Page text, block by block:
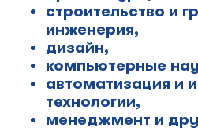
строительство и
инженерия,
дизайн,
компьютерные
автоматизация и
технологии,
менеджмент и